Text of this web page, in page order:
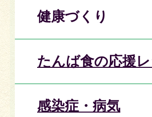
健康づくり
たんば食の応援
感染症・病気